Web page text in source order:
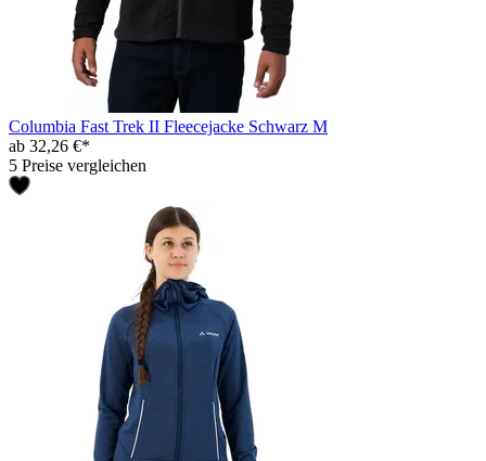
Columbia Fast Trek II Fleecejacke Schwarz M
ab 32,26 €*
5 Preise vergleichen